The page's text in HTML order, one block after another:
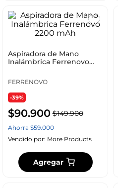
Aspiradora de Mano
Inalámbrica Ferrenovo
FERRENOVO
-39%
$90.900 $149.900
Ahorra $59.000
Vendido por: More Products
Agregar